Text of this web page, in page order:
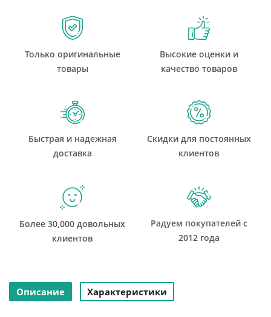
Только оригинальные
товары
Высокие оценки и
качество товаров
Быстрая и надежная
доставка
Скидки для постоянных
клиентов
Более 30,000 довольных
клиентов
Радуем покупателей с
2012 года
Описание Характеристики